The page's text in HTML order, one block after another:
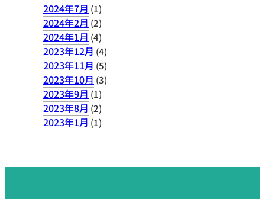
2024年7月 (1)
2024年2月 (2)
2024年1月 (4)
2023年12月 (4)
2023年11月 (5)
2023年10月 (3)
2023年9月 (1)
2023年8月 (2)
2023年1月 (1)